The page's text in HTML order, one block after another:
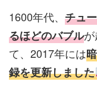
1600年代、 チュ
るほどのバブル
て、2017年には
録を更新しました